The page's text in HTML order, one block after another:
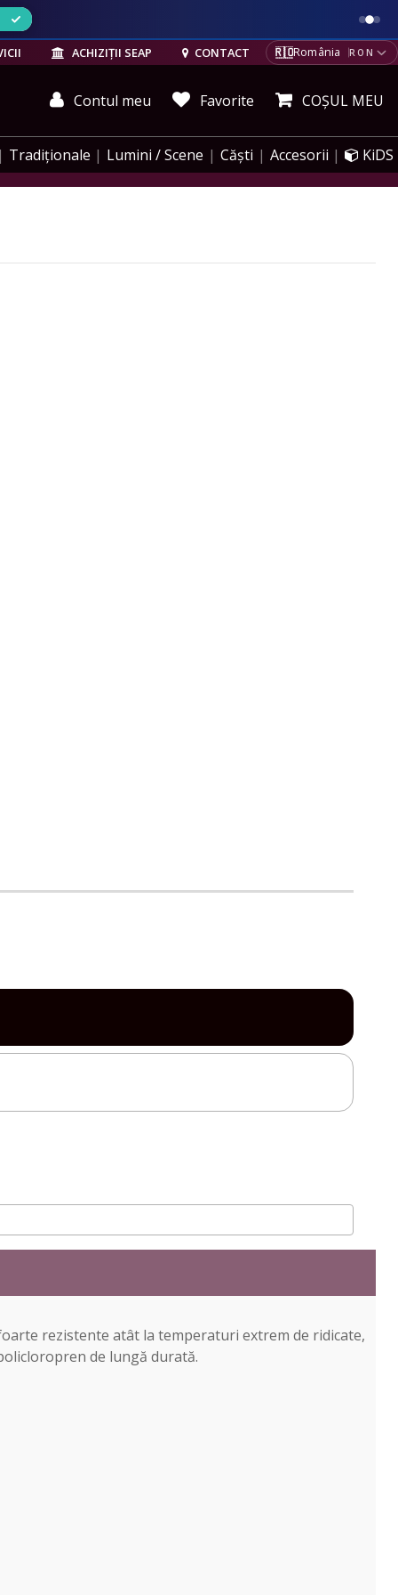
ACHIZIȚII SEAP CONTACT 🇷🇴România RON
Contul meu Favorite COȘUL MEU
Tradiționale Lumini / Scene Căști Accesorii KiDS
rezistente atât la temperaturi extrem de ridicate,
de lungă durată.